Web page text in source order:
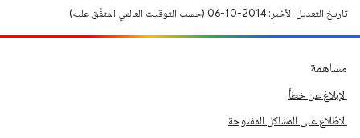
تاريخ التعديل الأخير: 2014-10-06 (حسب التوقيت العالمي المتفَّق عليه)
مساهمة
الإبلاغ عن خطأ
الاطّلاع على المشاكل المفتوحة